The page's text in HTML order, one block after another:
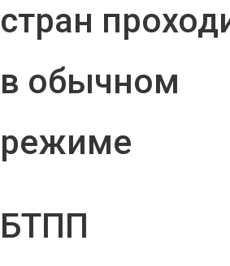
стран
в обычном
режиме
БТПП